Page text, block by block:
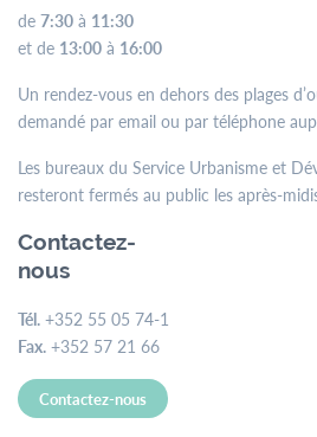
de 7:30 à 11:30
et de 13:00 à 16:00
Un rendez-vous en dehors des plages
demandé par email ou par téléphone
Les bureaux du Service Urbanisme et
resteront fermés au public les après-
Contactez-
nous
Tél. +352 55 05 74-1
Fax. +352 57 21 66
Contactez-nous